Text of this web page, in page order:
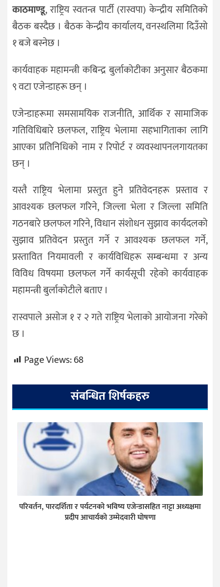
जीवनशैली
दर्शन
/
विचार
राजनीति
काठमाण्डू, राष्ट्रिय स्वतन्त्र पार्टी (रास्वपा) केन्द्रीय समितिको
बैठक बस्दैछ । बैठक केन्द्रीय कार्यालय, वनस्थलिमा दिउँसो
१ बजे बस्नेछ ।
कार्यवाहक महामन्त्री कबिन्द्र बुर्लाकोटीका अनुसार बैठकमा
९ वटा एजेन्डाहरू छन् ।
एजेन्डाहरूमा समसामयिक राजनीति, आर्थिक र सामाजिक
गतिविधिबारे छलफल, राष्ट्रिय भेलामा सहभागिताका लागि
आएका प्रतिनिधिको नाम र रिपोर्ट र व्यवस्थापनलगायतका
छन् ।
यस्तै राष्ट्रिय भेलामा प्रस्तुत हुने प्रतिवेदनहरू प्रस्ताव र
आवश्यक छलफल गरिने, जिल्ला भेला र जिल्ला समिति
गठनबारे छलफल गरिने, विधान संशोधन सुझाव कार्यदलको
सुझाव प्रतिवेदन प्रस्तुत गर्ने र आवश्यक छलफल गर्ने,
प्रस्तावित नियमावली र कार्यविधिहरू सम्बन्धमा र अन्य
विविध विषयमा छलफल गर्ने कार्यसूची रहेको कार्यवाहक
महामन्त्री बुर्लाकोटीले बताए ।
रास्वपाले असोज १ र २ गते राष्ट्रिय भेलाको आयोजना गरेको
छ ।
Page Views:68
संबन्धित शिर्षकहरु
परिवर्तन, पारदर्शिता र पर्यटनको भविष्य एजेन्डासहित नाट्टा अध्यक्षमा
प्रदीप आचार्यको उम्मेदवारी घोषणा